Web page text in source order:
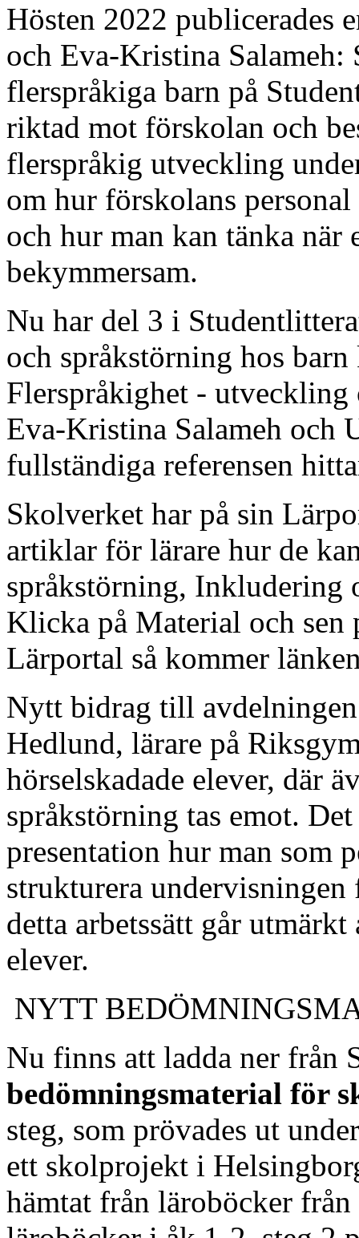
Hösten 2022 publicerades
och Eva-Kristina Salameh:
flerspråkiga barn på
riktad mot förskolan och
flerspråkig utveckling
om hur förskolans
och hur man kan tänka
bekymmersam.
Nu har del 3 i
och språkstörning hos
Flerspråkighet - utveckling
Eva-Kristina Salameh och
fullständiga referensen
Skolverket har på sin
artiklar för lärare hur de
språkstörning, Inkludering
Klicka på Material och
Lärportal så kommer
Nytt bidrag till
Hedlund, lärare på
hörselskadade elever, där
språkstörning tas emot.
presentation hur man som
strukturera
detta arbetssätt går
elever.
NYTT
Nu finns att ladda ner från
bedömningsmaterial för
steg, som prövades ut
ett skolprojekt i
hämtat från läroböcker